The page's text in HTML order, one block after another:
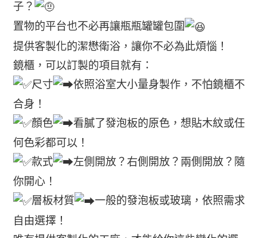
子？
置物的平台也不必再讓瓶瓶罐罐包圍
提供客製化的潔懋衛浴，讓你不必為此煩惱！
鏡櫃，可以訂製的項目就有：
尺寸
依照浴室大小量身製作，不怕鏡櫃不
合身！
顏色
看膩了發泡板的原色，想貼木紋或任
何色彩都可以！
款式
左側開放？右側開放？兩側開放？隨
你開心！
層板材質
一般的發泡板或玻璃，依照需求
自由選擇！